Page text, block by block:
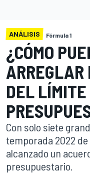
ANÁLISIS Fórmula 1
¿CÓMO
ARREGLAR
DEL LÍMITE
Con solo siete
temporada 2022 de
alcanzado un
presupuestario.